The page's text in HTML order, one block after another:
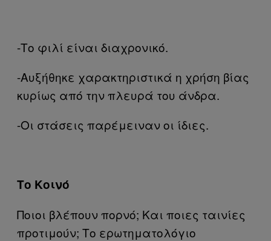
-Το φιλί είναι διαχρονικό.
-Αυξήθηκε χαρακτηριστικά η χρήση βίας
κυρίως από την πλευρά του άνδρα.
-Οι στάσεις παρέμειναν οι ίδιες.
Το Κοινό
Ποιοι βλέπουν πορνό; Και ποιες ταινίες
προτιμούν; Το ερωτηματολόγιο